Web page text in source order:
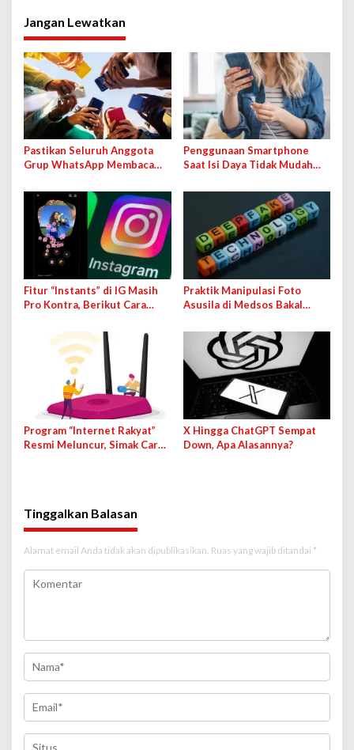
Jangan Lewatkan
Pastikan Seluruh Anggota
Grup WhatsApp Membaca
Penggunaan Smartphone
Saat Isi Daya Tidak Mudah
Fitur “Instants” di IG Masih
Pro Kontra, Berikut Cara
Praktik Manipulasi Foto
Asusila di Medsos Bakal
Program “Internet Rakyat”
Resmi Meluncur, Simak Cara
X Hingga ChatGPT Sempat
Down, Apa Alasannya?
Tinggalkan Balasan
Alamat email Anda tidak akan dipublikasikan. Ruas yang wajib ditandai *